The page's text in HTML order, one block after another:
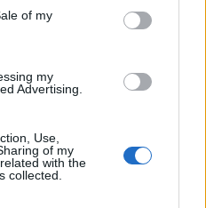
of my
my
Advertising.
Use,
of my
with the
collected.
idoneità per chi cerca
per
TVsenza
dialoghi e funzioni smart
cavo HDMI in confezione
aggiuntivi.
la S20A è